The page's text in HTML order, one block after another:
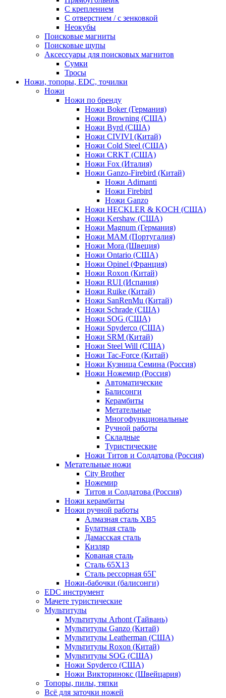
С креплением
С отверстием / с зенковкой
Неокубы
Поисковые магниты
Поисковые щупы
Аксессуары для поисковых магнитов
Сумки
Тросы
Ножи, топоры, EDC, точилки
Ножи
Ножи по бренду
Ножи Boker (Германия)
Ножи Browning (США)
Ножи Byrd (США)
Ножи CIVIVI (Китай)
Ножи Cold Steel (США)
Ножи CRKT (США)
Ножи Fox (Италия)
Ножи Ganzo-Firebird (Китай)
Ножи Adimanti
Ножи Firebird
Ножи Ganzo
Ножи HECKLER & KOCH (США)
Ножи Kershaw (США)
Ножи Magnum (Германия)
Ножи MAM (Португалия)
Ножи Mora (Швеция)
Ножи Ontario (США)
Ножи Opinel (Франция)
Ножи Roxon (Китай)
Ножи RUI (Испания)
Ножи Ruike (Китай)
Ножи SanRenMu (Китай)
Ножи Schrade (США)
Ножи SOG (США)
Ножи Spyderco (США)
Ножи SRM (Китай)
Ножи Steel Will (США)
Ножи Tac-Force (Китай)
Ножи Кузница Семина (Россия)
Ножи Ножемир (Россия)
Автоматические
Балисонги
Керамбиты
Метательные
Многофункциональные
Ручной работы
Складные
Туристические
Ножи Титов и Солдатова (Россия)
Метательные ножи
City Brother
Ножемир
Титов и Солдатова (Россия)
Ножи керамбиты
Ножи ручной работы
Алмазная сталь ХВ5
Булатная сталь
Дамасская сталь
Кизляр
Кованая сталь
Сталь 65Х13
Сталь рессорная 65Г
Ножи-бабочки (балисонги)
EDC инструмент
Мачете туристические
Мультитулы
Мультитулы Arhont (Тайвань)
Мультитулы Ganzo (Китай)
Мультитулы Leatherman (США)
Мультитулы Roxon (Китай)
Мультитулы SOG (США)
Ножи Spyderco (США)
Ножи Викторинокс (Швейцария)
Топоры, пилы, тяпки
Всё для заточки ножей